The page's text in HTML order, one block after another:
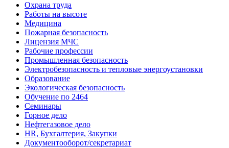
Охрана труда
Работы на высоте
Медицина
Пожарная безопасность
Лицензия МЧС
Рабочие профессии
Промышленная безопасность
Электробезопасность и тепловые энергоустановки
Образование
Экологическая безопасность
Обучение по 2464
Семинары
Горное дело
Нефтегазовое дело
HR, Бухгалтерия, Закупки
Документооборот/секретариат